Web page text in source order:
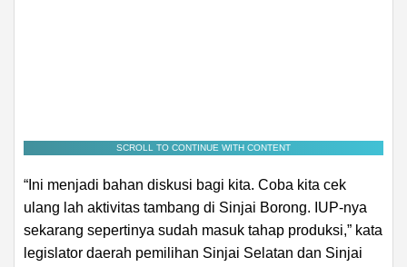
SCROLL TO CONTINUE WITH CONTENT
“Ini menjadi bahan diskusi bagi kita. Coba kita cek
ulang lah aktivitas tambang di Sinjai Borong. IUP-nya
sekarang sepertinya sudah masuk tahap produksi,” kata
legislator daerah pemilihan Sinjai Selatan dan Sinjai